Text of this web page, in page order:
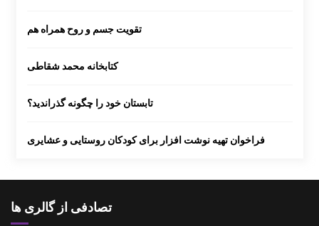
تقویت جسم و روح همراه هم
کتابخانه محمد شقاطی
تابستان خود را چگونه گذراندید؟
فراخوان تهیه نوشت افزار برای کودکان روستایی و عشایری
تصادفی از گالری ها